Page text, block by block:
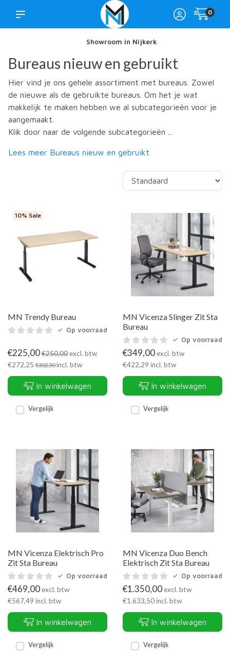
0
Showroom in Nijkerk
Bureaus nieuw en gebruikt
Hier vind je ons gehele assortiment met bureaus. Zowel
de nieuwe als de gebruikte bureaus. Om het je wat
makkelijk te maken hebben we al subcategorieën voor je
aangemaakt.
Klik door naar de volgende subcategorieën ...
Lees meer Bureaus nieuw en gebruikt
10% Sale
MN Trendy Bureau
Op voorraad
€225,00€250,00excl. btw
€272,25 €302,50 incl. btw
In winkelwagen
Vergelijk
MN Vicenza Slinger Zit Sta
Bureau
Op voorraad
€349,00excl. btw
€422,29 incl. btw
In winkelwagen
Vergelijk
MN Vicenza Elektrisch Pro
Zit Sta Bureau
Op voorraad
€469,00excl. btw
€567,49 incl. btw
In winkelwagen
Vergelijk
MN Vicenza Duo Bench
Elektrisch Zit Sta Bureau
Op voorraad
€1.350,00excl. btw
€1.633,50incl. btw
In winkelwagen
Vergelijk